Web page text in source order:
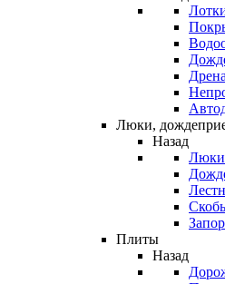
Люки,
Назад
Люки
Плиты
Назад